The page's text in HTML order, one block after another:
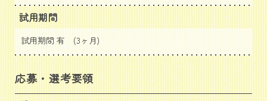
試用期間
試用期間 有 (3ヶ月)
応募・選考要領